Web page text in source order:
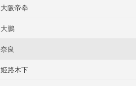
大阪帝拳
大鵬
奈良
姫路木下